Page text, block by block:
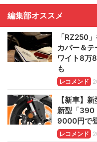
編集部オススメ
「RZ250
カバー＆
ワイト8万
も
レコメンド
【新車】
新型「390
9000円で
レコメンド